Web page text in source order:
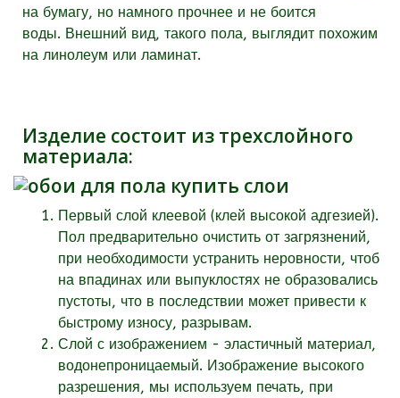
на бумагу, но намного прочнее и не боится
воды. Внешний вид, такого пола, выглядит похожим
на линолеум или ламинат.
Изделие состоит из трехслойного
материала:
Первый слой клеевой (клей высокой адгезией).
Пол предварительно очистить от загрязнений,
при необходимости устранить неровности, чтоб
на впадинах или выпуклостях не образовались
пустоты, что в последствии может привести к
быстрому износу, разрывам.
Слой с изображением - эластичный материал,
водонепроницаемый. Изображение высокого
разрешения, мы используем печать, при